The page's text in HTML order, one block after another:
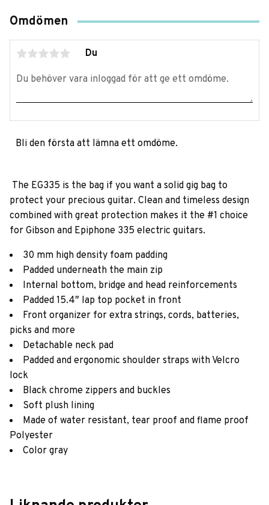
Omdömen
Du
Bli den första att lämna ett omdöme.
The EG335 is the bag if you want a solid gig bag to
protect your precious guitar. Clean and timeless design
combined with great protection makes it the #1 choice
for Gibson and Epiphone 335 electric guitars.
30 mm high density foam padding
Padded underneath the main zip
Internal bottom, bridge and head reinforcements
Padded 15.4″ lap top pocket in front
Front organizer for extra strings, cords, batteries,
picks and more
Detachable neck pad
Padded and ergonomic shoulder straps with Velcro
lock
Black chrome zippers and buckles
Soft plush lining
Made of water resistant, tear proof and flame proof
Polyester
Color gray